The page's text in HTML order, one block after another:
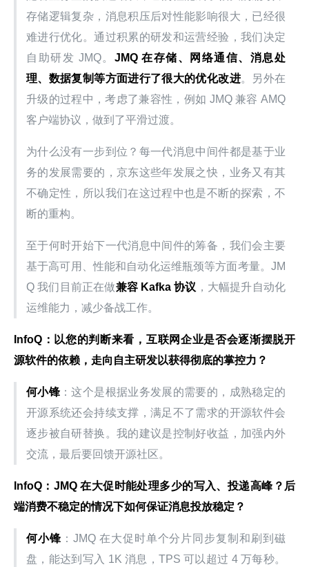
存储逻辑复杂，消息积压后对性能影响很大，已经很
难进行优化。通过积累的研发和运营经验，我们决定
自助研发 JMQ。 JMQ 在存储、网络通信、消息处
理、数据复制等方面进行了很大的优化改进。另外在
升级的过程中，考虑了兼容性，例如 JMQ 兼容 AMQ
客户端协议，做到了平滑过渡。
为什么没有一步到位？每一代消息中间件都是基于业
务的发展需要的，京东这些年发展之快，业务又有其
不确定性，所以我们在这过程中也是不断的探索，不
断的重构。
至于何时开始下一代消息中间件的筹备，我们会主要
基于高可用、性能和自动化运维瓶颈等方面考量。JM
Q 我们目前正在做兼容 Kafka 协议 ，大幅提升自动化
运维能力，减少备战工作。
InfoQ：以您的判断来看，互联网企业是否会逐渐摆脱开
源软件的依赖，走向自主研发以获得彻底的掌控力？
何小锋 ：这个是根据业务发展的需要的，成熟稳定的
开源系统还会持续支撑，满足不了需求的开源软件会
逐步被自研替换。我的建议是控制好收益，加强内外
交流，最后要回馈开源社区。
InfoQ：JMQ 在大促时能处理多少的写入、投递高峰？后
端消费不稳定的情况下如何保证消息投放稳定？
何小锋 ：JMQ 在大促时单个分片同步复制和刷到磁
盘，能达到写入 1K 消息，TPS 可以超过 4 万每秒。